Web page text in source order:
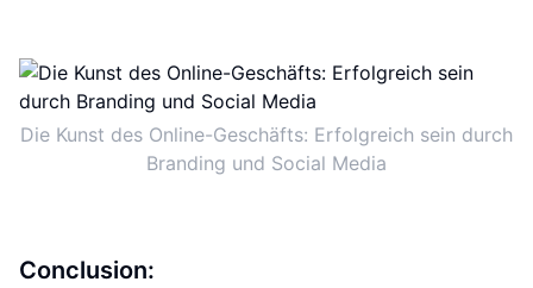
Die Kunst des Online-Geschäfts: Erfolgreich sein durch
Branding und Social Media
Conclusion: